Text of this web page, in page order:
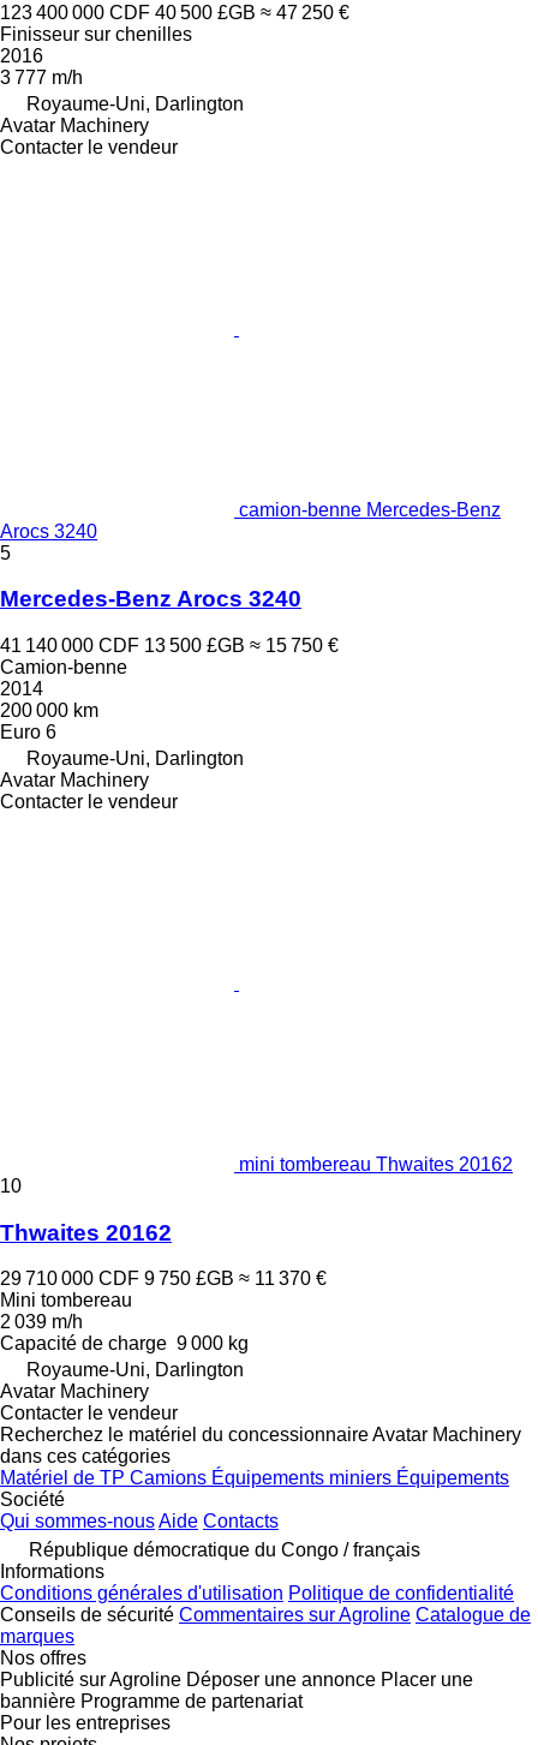
123 400 000 CDF 40 500 £GB ≈ 47 250 €
Finisseur sur chenilles
2016
3 777 m/h
Royaume-Uni, Darlington
Avatar Machinery
Contacter le vendeur
camion-benne Mercedes-Benz
Arocs 3240
5
Mercedes-Benz Arocs 3240
41 140 000 CDF 13 500 £GB ≈ 15 750 €
Camion-benne
2014
200 000 km
Euro 6
Royaume-Uni, Darlington
Avatar Machinery
Contacter le vendeur
mini tombereau Thwaites 20162
10
Thwaites 20162
29 710 000 CDF 9 750 £GB ≈ 11 370 €
Mini tombereau
2 039 m/h
Capacité de charge 9 000 kg
Royaume-Uni, Darlington
Avatar Machinery
Contacter le vendeur
Recherchez le matériel du concessionnaire Avatar Machinery
dans ces catégories
Matériel de TP Camions Équipements miniers Équipements
Société
Qui sommes-nousAide Contacts
République démocratique du Congo / français
Informations
Conditions générales d'utilisation Politique de confidentialité
Conseils de sécurité Commentaires sur Agroline Catalogue de
marques
Nos offres
Publicité sur Agroline Déposer une annonce Placer une
bannière Programme de partenariat
Pour les entreprises